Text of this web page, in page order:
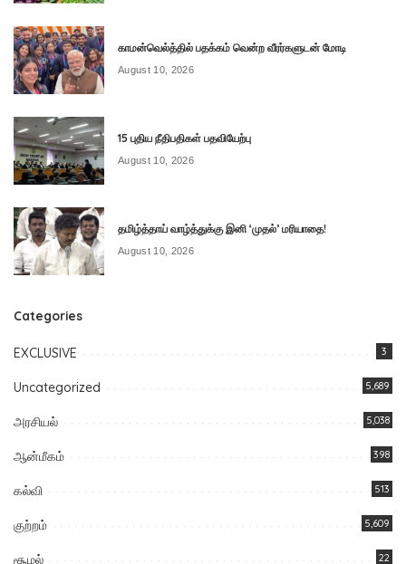
காமன்வெல்த்தில் பதக்கம் வென்ற வீரர்களுடன் மோடி
August 10, 2026
15 புதிய நீதிபதிகள் பதவியேற்பு
August 10, 2026
தமிழ்த்தாய் வாழ்த்துக்கு இனி ‘முதல்’ மரியாதை!
August 10, 2026
Categories
EXCLUSIVE 3
Uncategorized 5,689
அரசியல் 5,038
ஆன்மீகம் 398
கல்வி 513
குற்றம் 5,609
சூழல் 22